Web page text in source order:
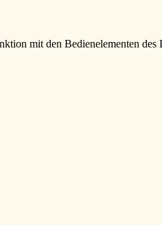
mit den Bedienelementen des